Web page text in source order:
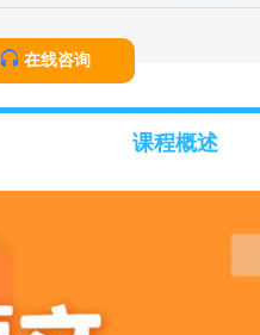
在线咨询
课程概述